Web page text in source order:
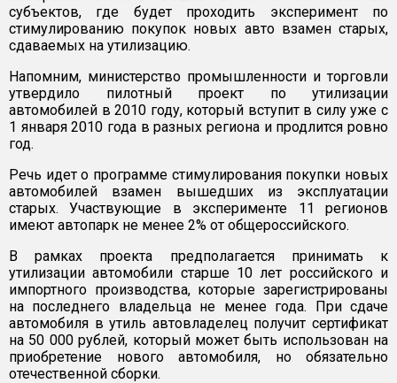
субъектов, где будет проходить эксперимент по
стимулированию покупок новых авто взамен старых,
сдаваемых на утилизацию.
Напомним, министерство промышленности и торговли
утвердило пилотный проект по утилизации
автомобилей в 2010 году, который вступит в силу уже с
1 января 2010 года в разных региона и продлится ровно
год.
Речь идет о программе стимулирования покупки новых
автомобилей взамен вышедших из эксплуатации
старых. Участвующие в эксперименте 11 регионов
имеют автопарк не менее 2% от общероссийского.
В рамках проекта предполагается принимать к
утилизации автомобили старше 10 лет российского и
импортного производства, которые зарегистрированы
на последнего владельца не менее года. При сдаче
автомобиля в утиль автовладелец получит сертификат
на 50 000 рублей, который может быть использован на
приобретение нового автомобиля, но обязательно
отечественной сборки.